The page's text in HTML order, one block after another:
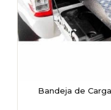
Bandeja de